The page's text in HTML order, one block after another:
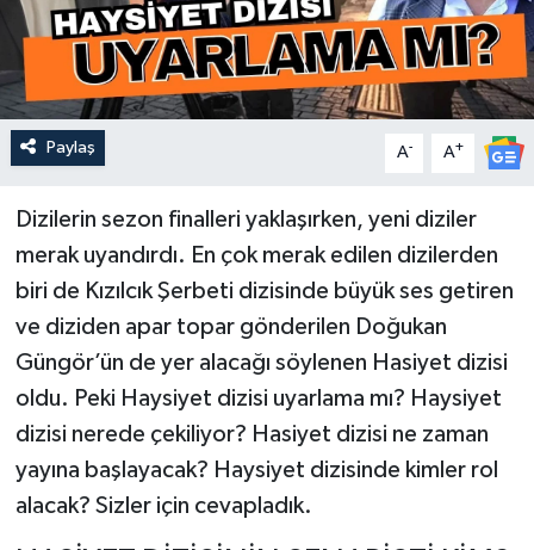
Paylaş A- A+
Dizilerin sezon finalleri yaklaşırken, yeni diziler
merak uyandırdı. En çok merak edilen dizilerden
biri de Kızılcık Şerbeti dizisinde büyük ses getiren
ve diziden apar topar gönderilen Doğukan
Güngör’ün de yer alacağı söylenen Hasiyet dizisi
oldu. Peki Haysiyet dizisi uyarlama mı? Haysiyet
dizisi nerede çekiliyor? Hasiyet dizisi ne zaman
yayına başlayacak? Haysiyet dizisinde kimler rol
alacak? Sizler için cevapladık.
Spor